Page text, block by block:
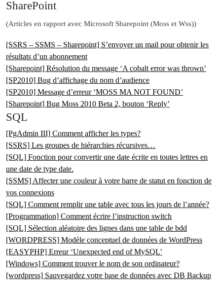
SharePoint
(Articles en rapport avec Microsoft Sharepoint (Moss et Wss))
[SSRS – SSMS – Sharepoint] S’envoyer un mail pour obtenir les
résultats d’un abonnement
[Sharepoint] Résolution du message ‘A cobalt error was thrown’
[SP2010] Bug d’affichage du nom d’audience
[SP2010] Message d’erreur ‘MOSS MA NOT FOUND’
[Sharepoint] Bug Moss 2010 Beta 2, bouton ‘Reply’
SQL
[PgAdmin III] Comment afficher les types?
[SSRS] Les groupes de hiérarchies récursives…
[SQL] Fonction pour convertir une date écrite en toutes lettres en
une date de type date.
[SSMS] Affecter une couleur à votre barre de statut en fonction de
vos connexions
[SQL] Comment remplir une table avec tous les jours de l’année?
[Programmation] Comment écrire l’instruction switch
[SQL] Sélection aléatoire des lignes dans une table de bdd
[WORDPRESS] Modèle conceptuel de données de WordPress
[EASYPHP] Erreur ‘Unexpected end of MySQL’
[Windows] Comment trouver le nom de son ordinateur?
[wordpress] Sauvegardez votre base de données avec DB Backup